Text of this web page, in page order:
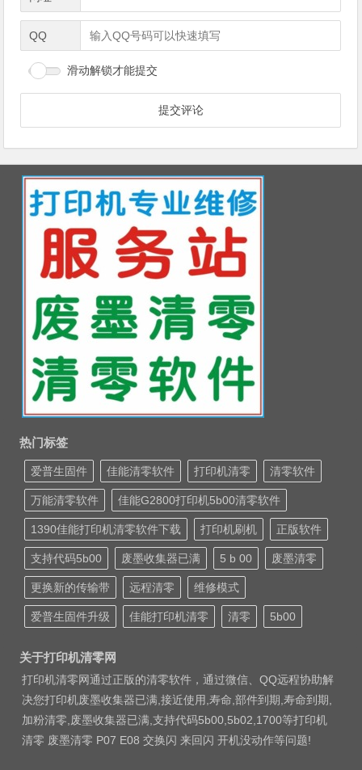
QQ
滑动解锁才能提交
热门标签
爱普生固件 佳能清零软件 打印机清零 清零软件
万能清零软件 佳能G2800打印机5b00清零软件
1390佳能打印机清零软件下载 打印机刷机 正版软件
支持代码5b00 废墨收集器已满 5 b 00 废墨清零
更换新的传输带 远程清零 维修模式
爱普生固件升级 佳能打印机清零 清零 5b00
关于打印机清零网
打印机清零网通过正版的清零软件，通过微信、QQ远程协助解
决您打印机废墨收集器已满,接近使用,寿命,部件到期,寿命到期,
加粉清零,废墨收集器已满,支持代码5b00,5b02,1700等打印机
清零 废墨清零 P07 E08 交换闪 来回闪 开机没动作等问题!